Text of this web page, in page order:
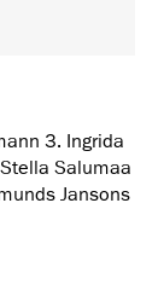
3. Ingrida
Salumaa
Jansons